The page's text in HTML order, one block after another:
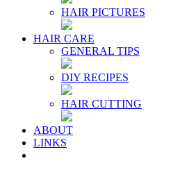
HAIR PICTURES
HAIR CARE
GENERAL TIPS
DIY RECIPES
HAIR CUTTING
ABOUT
LINKS